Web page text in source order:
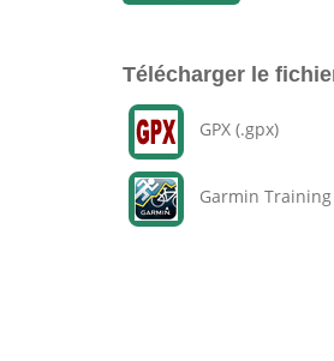
Télécharger le
GPX (.gpx)
Garmin